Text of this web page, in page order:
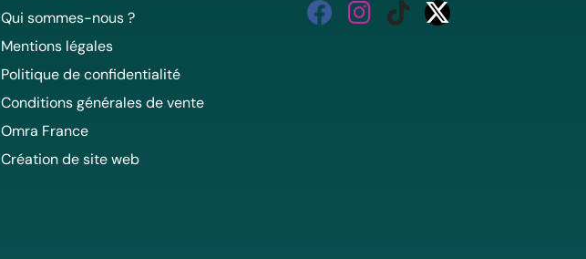
Qui sommes-nous ?
Mentions légales
Politique de confidentialité
Conditions générales de vente
Omra France
Création de site web